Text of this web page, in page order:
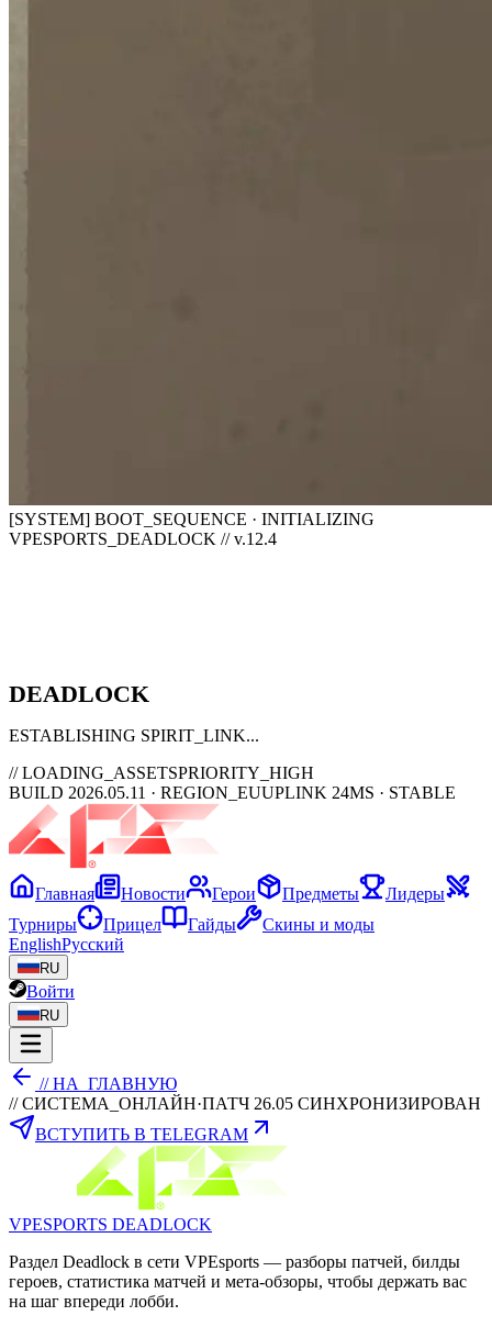
[SYSTEM] BOOT_SEQUENCE · INITIALIZING
VPESPORTS_DEADLOCK // v.12.4
DEADLOCK
ESTABLISHING SPIRIT_LINK
// LOADING_ASSETSPRIORITY_HIGH
BUILD 2026.05.11 · REGION_EUUPLINK 24MS · STABLE
Главная Новости Герои Предметы
Лидеры
Турниры
Прицел Гайды
Скины и моды
EnglishРусский
RU
Войти
RU
// НА_ГЛАВНУЮ
// СИСТЕМА_ОНЛАЙН·ПАТЧ 26.05 СИНХРОНИЗИРОВАН
ВСТУПИТЬ В TELEGRAM
VPESPORTS DEADLOCK
Раздел Deadlock в сети VPEsports — разборы патчей, билды
героев, статистика матчей и мета-обзоры, чтобы держать вас
на шаг впереди лобби.